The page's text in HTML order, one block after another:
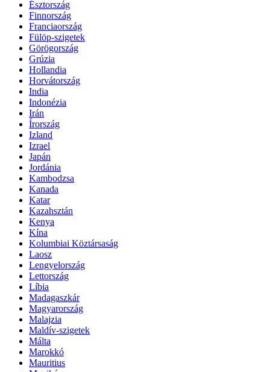
Észtország
Finnország
Franciaország
Fülöp-szigetek
Görögország
Grúzia
Hollandia
Horvátország
India
Indonézia
Irán
Írország
Izland
Izrael
Japán
Jordánia
Kambodzsa
Kanada
Katar
Kazahsztán
Kenya
Kína
Kolumbiai Köztársaság
Laosz
Lengyelország
Lettország
Líbia
Madagaszkár
Magyarország
Malajzia
Maldív-szigetek
Málta
Marokkó
Mauritius